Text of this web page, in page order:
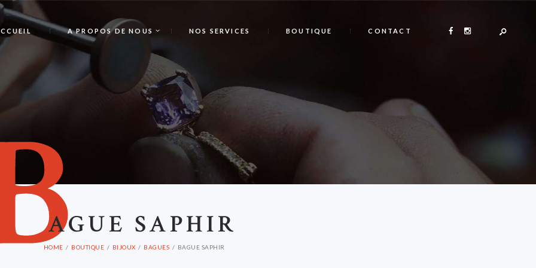
A PROPOS DE NOUS NOS SERVICES BOUTIQUE CONTACT
AGUE SAPHIR
HOME BOUTIQUE BIJOUX BAGUES BAGUE SAPHIR